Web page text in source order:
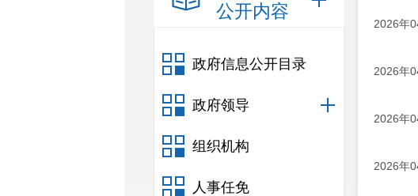
公开内容
政府信息公开目录
政府领导
组织机构
人事任免
2026年
2026年
2026年
2026年